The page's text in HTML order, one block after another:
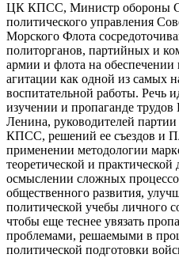
ЦК КПСС, Министр обороны
политического управления
Морского Флота
политорганов, партийных и
армии и флота на
агитации как одной из самых
воспитательной работы. Речь
изучении и пропаганде
Ленина, руководителей
КПСС, решений ее съездов и
применении методологии
теоретической и практической
осмыслении сложных
общественного развития,
политической учебы личного
чтобы еще теснее увязать
проблемами, решаемыми в
политической подготовки